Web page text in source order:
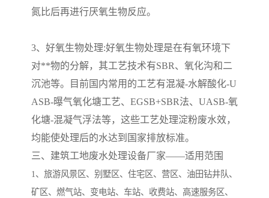
氮比后再进行厌氧生物反应。
3、好氧生物处理:好氧生物处理是在有氧环境下
对**物的分解，其工艺技术有SBR、氧化沟和二
沉池等。目前国内常用的工艺有混凝-水解酸化-U
ASB-曝气氧化塘工艺、 EGSB+SBR法、 UASB-氧
化塘-混凝气浮法等，这些工艺处理淀粉废水效，
均能使处理后的水达到国家排放标准。
三、 建筑工地废水处理设备厂家——适用范围
1、旅游风景区、别墅区、住宅区、营区、油田钻井队、
矿区、燃气站、变电站、车站、收费站、高速服务区、
疗养院污水处理设备 屠宰场污水处理
生活污水处理设备 医疗污水处理设备
风景区生活一体化设备 纺织印染废水
豆制品污水